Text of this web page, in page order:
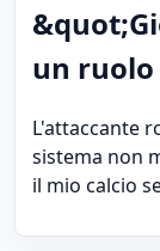
un
L'attaccante
sistema non
il mio calcio